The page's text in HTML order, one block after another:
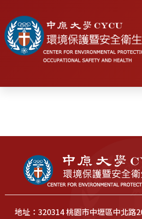
地址：320314 桃園市中壢區中北路